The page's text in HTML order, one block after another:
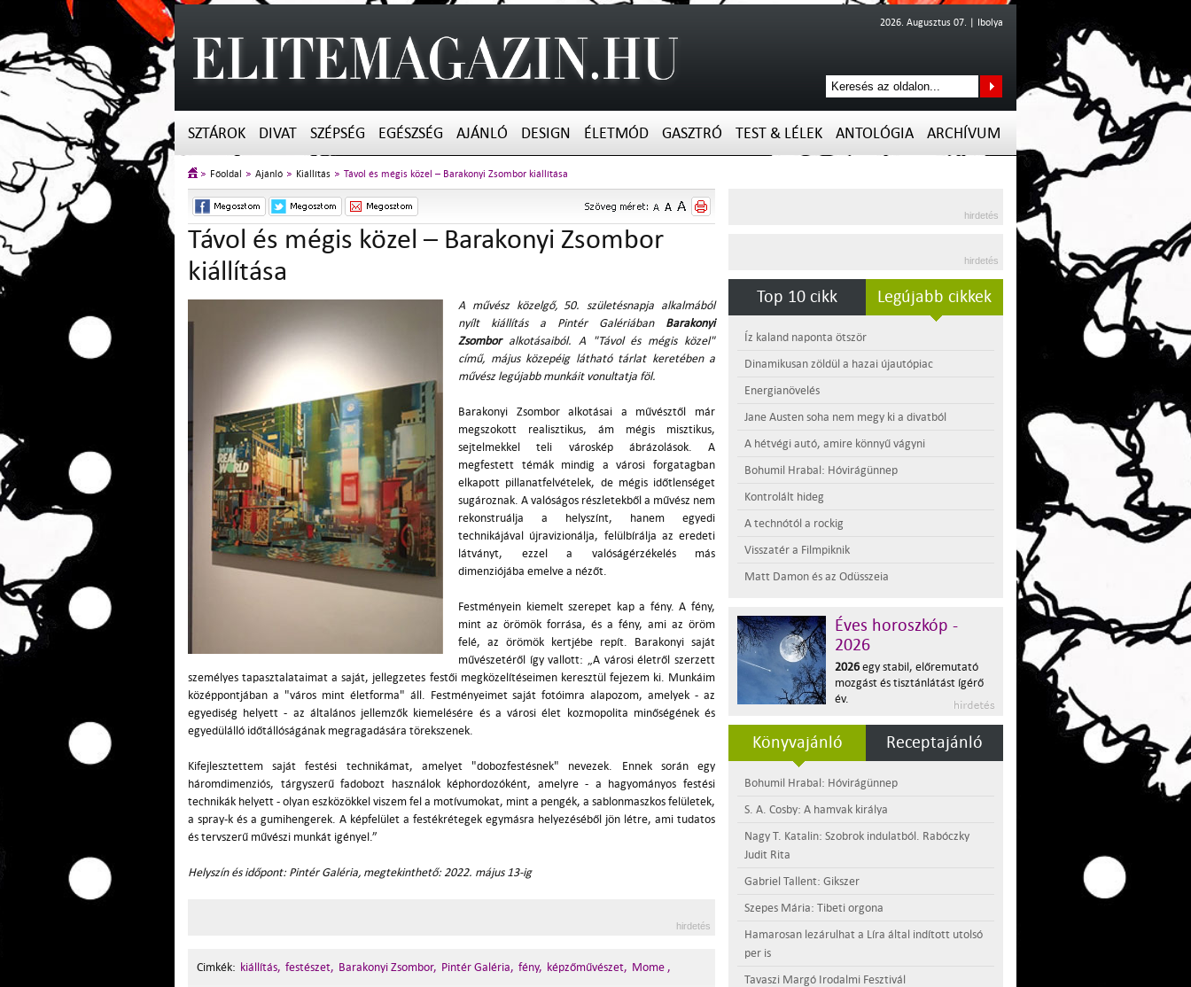
2026. Augusztus 07. | Ibolya
SZTÁROK DIVAT SZÉPSÉG EGÉSZSÉG AJÁNLÓ DESIGN ÉLETMÓD GASZTRÓ TEST & LÉLEK ANTOLÓGIA ARCHÍVUM
Főoldal Ajánló Kiállítás Távol és mégis közel – Barakonyi Zsombor kiállítása
Távol és mégis közel – Barakonyi Zsombor
kiállítása
A művész közelgő, 50. születésnapja alkalmából
nyílt kiállítás a Pintér Galériában Barakonyi
Zsomboralkotásaiból. A "Távol és mégis közel"
című, május közepéig látható tárlat keretében a
művész legújabb munkáit vonultatja föl.
Barakonyi Zsombor alkotásai a művésztől már
megszokott realisztikus, ám mégis misztikus,
sejtelmekkel teli városkép ábrázolások. A
megfestett témák mindig a városi forgatagban
elkapott pillanatfelvételek, de mégis időtlenséget
sugároznak. A valóságos részletekből a művész nem
rekonstruálja a helyszínt, hanem egyedi
technikájával újravizionálja, felülbírálja az eredeti
látványt, ezzel a valóságérzékelés más
dimenziójába emelve a nézőt.
Festményein kiemelt szerepet kap a fény. A fény,
mint az örömök forrása, és a fény, ami az öröm
felé, az örömök kertjébe repít. Barakonyi saját
művészetéről így vallott: „A városi életről szerzett
személyes tapasztalataimat a saját, jellegzetes festői megközelítéseimen keresztül fejezem ki. Munkáim
középpontjában a "város mint életforma" áll. Festményeimet saját fotóimra alapozom, amelyek - az
egyediség helyett - az általános jellemzők kiemelésére és a városi élet kozmopolita minőségének és
egyedülálló időtállóságának megragadására törekszenek.
Kifejlesztettem saját festési technikámat, amelyet "dobozfestésnek" nevezek. Ennek során egy
háromdimenziós, tárgyszerű fadobozt használok képhordozóként, amelyre - a hagyományos festési
technikák helyett - olyan eszközökkel viszem fel a motívumokat, mint a pengék, a sablonmaszkos felületek,
a spray-k és a gumihengerek. A képfelület a festékrétegek egymásra helyezéséből jön létre, ami tudatos
és tervszerű művészi munkát igényel.”
Helyszín és időpont: Pintér Galéria, megtekinthető: 2022. május 13-ig
hirdetés
Cimkék: kiállítás, festészet, Barakonyi Zsombor, Pintér Galéria, fény, képzőművészet, Mome ,
hirdetés
hirdetés
Top 10 cikk Legújabb cikkek
Íz kaland naponta ötször
Dinamikusan zöldül a hazai újautópiac
Energianövelés
Jane Austen soha nem megy ki a divatból
A hétvégi autó, amire könnyű vágyni
Bohumil Hrabal: Hóvirágünnep
Kontrolált hideg
A technótól a rockig
Visszatér a Filmpiknik
Matt Damon és az Odüsszeia
Éves horoszkóp -
2026
2026 egy stabil, előremutató
mozgást és tisztánlátást ígérő
év.
Könyvajánló Receptajánló
Bohumil Hrabal: Hóvirágünnep
S. A. Cosby: A hamvak királya
Nagy T. Katalin: Szobrok indulatból. Rabóczky
Judit Rita
Gabriel Tallent: Gikszer
Szepes Mária: Tibeti orgona
Hamarosan lezárulhat a Líra által indított utolsó
per is
Tavaszi Margó Irodalmi Fesztivál